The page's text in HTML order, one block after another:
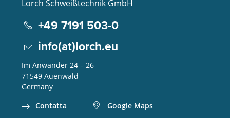
Lorch Schweißtechnik GmbH
+49 7191 503-0
info(at)lorch.eu
Im Anwänder 24 – 26
71549 Auenwald
Germany
Contatta
Google Maps